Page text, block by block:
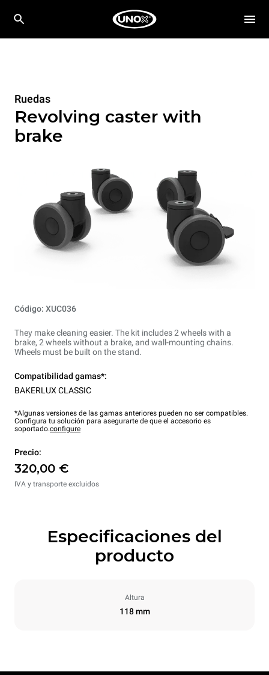
Ruedas
Revolving caster with
brake
Código: XUC036
They make cleaning easier. The kit includes 2 wheels with a
brake, 2 wheels without a brake, and wall-mounting chains.
Wheels must be built on the stand.
Compatibilidad gamas*:
BAKERLUX CLASSIC
*Algunas versiones de las gamas anteriores pueden no ser compatibles.
Configura tu solución para asegurarte de que el accesorio es
soportado.configure
Precio:
320,00 €
IVA y transporte excluidos
Especificaciones del
producto
Altura
118 mm